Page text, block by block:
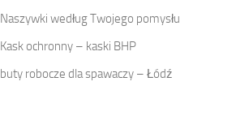
Naszywki według Twojego pomysłu
Kask ochronny – kaski BHP
buty robocze dla spawaczy – Łódź